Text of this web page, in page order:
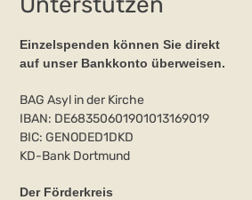
Einzelspenden können Sie direkt
auf unser Bankkonto überweisen.
BAG Asyl in der Kirche
IBAN: DE68350601901013169019
BIC: GENODED1DKD
KD-Bank Dortmund
Der Förderkreis